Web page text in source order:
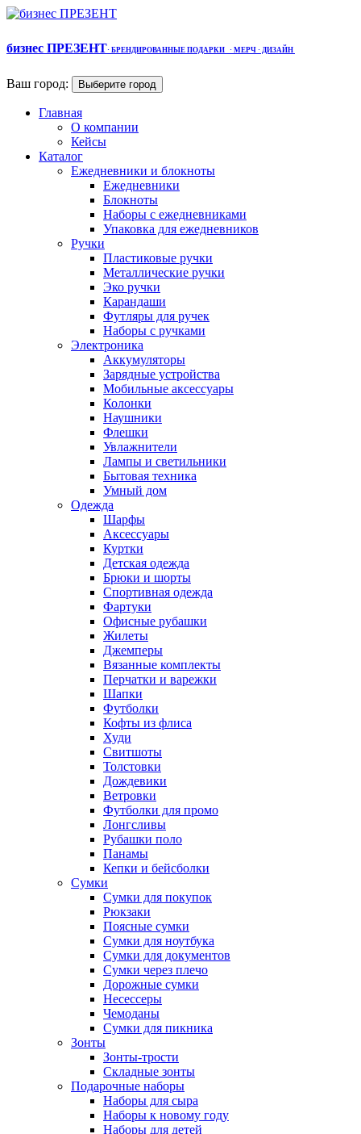
бизнес ПРЕЗЕНТ· БРЕНДИРОВАННЫЕ ПОДАРКИ · МЕРЧ · ДИЗАЙН
Ваш город: Выберите город
Главная
О компании
Кейсы
Каталог
Ежедневники и блокноты
Ежедневники
Блокноты
Наборы с ежедневниками
Упаковка для ежедневников
Ручки
Пластиковые ручки
Металлические ручки
Эко ручки
Карандаши
Футляры для ручек
Наборы с ручками
Электроника
Аккумуляторы
Зарядные устройства
Мобильные аксессуары
Колонки
Наушники
Флешки
Увлажнители
Лампы и светильники
Бытовая техника
Умный дом
Одежда
Шарфы
Аксессуары
Куртки
Детская одежда
Брюки и шорты
Спортивная одежда
Фартуки
Офисные рубашки
Жилеты
Джемперы
Вязанные комплекты
Перчатки и варежки
Шапки
Футболки
Кофты из флиса
Худи
Свитшоты
Толстовки
Дождевики
Ветровки
Футболки для промо
Лонгсливы
Рубашки поло
Панамы
Кепки и бейсболки
Сумки
Сумки для покупок
Рюкзаки
Поясные сумки
Сумки для ноутбука
Сумки для документов
Сумки через плечо
Дорожные сумки
Несессеры
Чемоданы
Сумки для пикника
Зонты
Зонты-трости
Складные зонты
Подарочные наборы
Наборы для сыра
Наборы к новому году
Наборы для детей